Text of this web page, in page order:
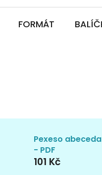
FORMÁT
Pexeso abeceda
- PDF
101 Kč